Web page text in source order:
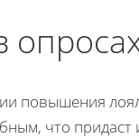
повышения
что придаст